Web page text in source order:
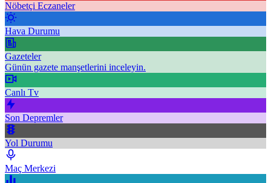
Nöbetçi Eczaneler
Hava Durumu
Gazeteler
Günün gazete manşetlerini inceleyin.
Canlı Tv
Son Depremler
Yol Durumu
Maç Merkezi